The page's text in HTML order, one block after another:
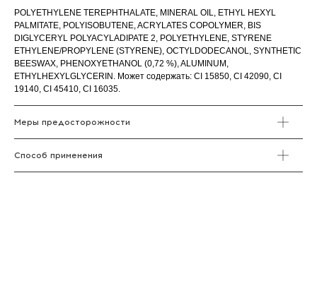
POLYETHYLENE TEREPHTHALATE, MINERAL OIL, ETHYL HEXYL
PALMITATE, POLYISOBUTENE, ACRYLATES COPOLYMER, BIS
DIGLYCERYL POLYACYLADIPATE 2, POLYETHYLENE, STYRENE
ETHYLENE/PROPYLENE (STYRENE), OCTYLDODECANOL, SYNTHETIC
BEESWAX, PHENOXYETHANOL (0,72 %), ALUMINUM,
ETHYLHEXYLGLYCERIN. Может содержать: CI 15850, CI 42090, CI
19140, CI 45410, CI 16035.
Меры предосторожности
Способ применения